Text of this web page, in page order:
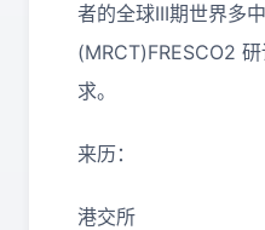
者的全球III期世界多
(MRCT)FRESCO2
求。
来历：
港交所